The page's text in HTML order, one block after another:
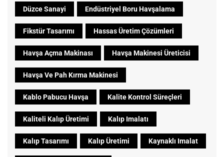
Düzce Sanayi Endüstriyel Boru Havşalama
Fikstür Tasarımı Hassas Üretim Çözümleri
Havşa Açma Makinası Havşa Makinesi Üreticisi
Havşa Ve Pah Kırma Makinesi
Kablo Pabucu Havşa Kalite Kontrol Süreçleri
Kaliteli Kalıp Üretimi Kalıp Imalatı
Kalıp Tasarımı Kalıp Üretimi Kaynaklı Imalat